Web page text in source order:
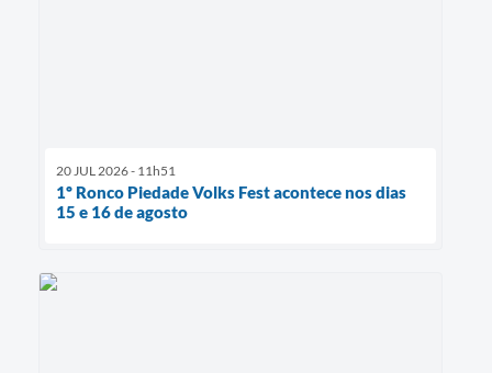
20 JUL 2026 - 11h51
1º Ronco Piedade Volks Fest acontece nos dias
15 e 16 de agosto